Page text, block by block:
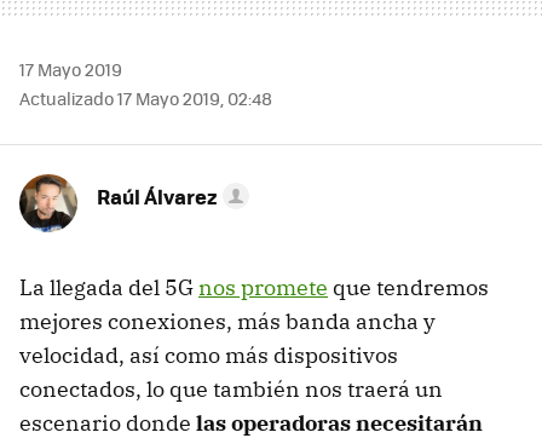
17 Mayo 2019
Actualizado 17 Mayo 2019, 02:48
Raúl Álvarez
La llegada del 5Gnos promete que tendremos
mejores conexiones, más banda ancha y
velocidad, así como más dispositivos
conectados, lo que también nos traerá un
escenario donde las operadoras necesitarán